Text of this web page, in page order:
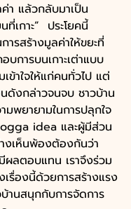
า แล้วกลับมาเป็น
เกาะ”  ประโยคนี้
ารสร้างมูลค่าให้ขยะที่
บการบนเกาะเต่าแบบ
ข้าใจให้แก่คนทั่วไป แต่
ดังกล่าวจนจบ ชาวบ้าน
มพยายามในการปลุกใจ
idea และผู้มีส่วน
งเห็นพ้องต้องกันว่า
ผลตอบแทน เราจึงร่วม
รื่องนี้ด้วยการสร้างแรง
บ้านสนุกกับการจัดการ